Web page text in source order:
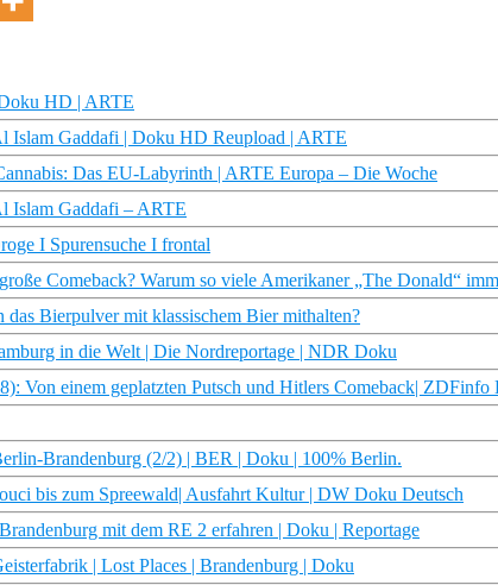
HD | ARTE
Islam Gaddafi | Doku HD Reupload | ARTE
Das EU-Labyrinth | ARTE Europa – Die Woche
Islam Gaddafi – ARTE
I Spurensuche I frontal
Comeback? Warum so viele Amerikaner „The Donald“
Bierpulver mit klassischem Bier mithalten?
in die Welt | Die Nordreportage | NDR Doku
Von einem geplatzten Putsch und Hitlers Comeback| ZDFinfo
Brandenburg (2/2) | BER | Doku | 100% Berlin.
bis zum Spreewald| Ausfahrt Kultur | DW Doku Deutsch
mit dem RE 2 erfahren | Doku | Reportage
| Lost Places | Brandenburg | Doku